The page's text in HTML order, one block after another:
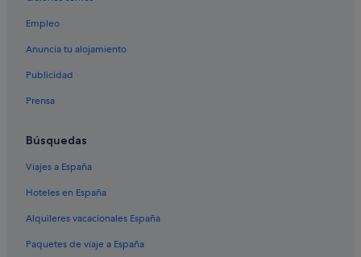
Empleo
Anuncia tu alojamiento
Publicidad
Prensa
Búsquedas
Viajes a España
Hoteles en España
Alquileres vacacionales España
Paquetes de viaje a España